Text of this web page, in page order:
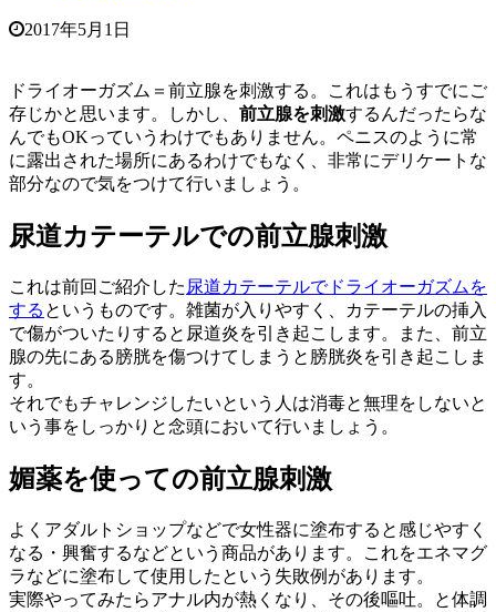
2017年5月1日
ドライオーガズム＝前立腺を刺激する。これはもうすでにご
存じかと思います。しかし、 前立腺を刺激するんだったらな
んでもOKっていうわけでもありません。ペニスのように常
に露出された場所にあるわけでもなく、非常にデリケートな
部分なので気をつけて行いましょう。
尿道カテーテルでの前立腺刺激
これは前回ご紹介した 尿道カテーテルでドライオーガズムを
する というものです。雑菌が入りやすく、カテーテルの挿入
で傷がついたりすると尿道炎を引き起こします。また、前立
腺の先にある膀胱を傷つけてしまうと膀胱炎を引き起こしま
す。
それでもチャレンジしたいという人は消毒と無理をしないと
いう事をしっかりと念頭において行いましょう。
媚薬を使っての前立腺刺激
よくアダルトショップなどで女性器に塗布すると感じやすく
なる・興奮するなどという商品があります。これをエネマグ
ラなどに塗布して使用したという失敗例があります。
実際やってみたらアナル内が熱くなり、その後嘔吐。と体調